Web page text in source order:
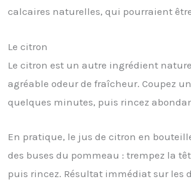
calcaires naturelles, qui pourraient
Le citron
Le citron est un autre ingrédient
agréable odeur de fraîcheur. Coupez
quelques minutes, puis rincez
En pratique, le jus de citron en
des buses du pommeau : trempez la
puis rincez. Résultat immédiat sur les